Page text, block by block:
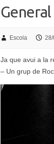
Escola
Ja que avui a la
– Un grup de